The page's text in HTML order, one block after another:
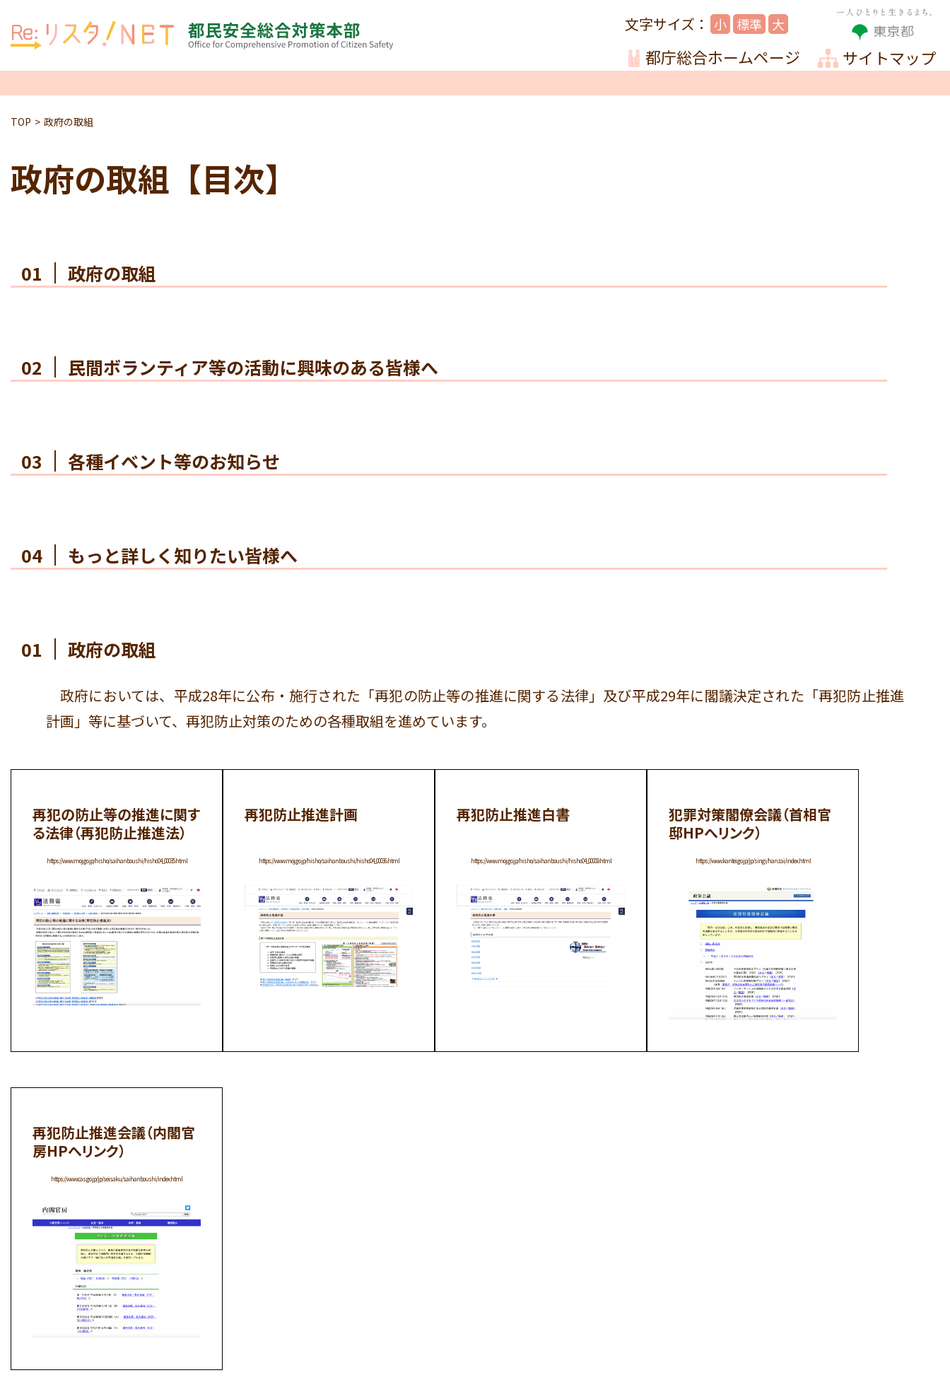
小 標準 大
都庁総合ホームページ サイトマップ
TOP 政府の取組
政府の取組【目次】
01 政府の取組
02 民間ボランティア等の活動に興味のある皆様へ
03 各種イベント等のお知らせ
04 もっと詳しく知りたい皆様へ
01 政府の取組
政府においては、平成28年に公布・施行された「再犯の防止等の推進に関する法律」及び平成29年に閣議決定された「再犯防止推進
計画」等に基づいて、再犯防止対策のための各種取組を進めています。
再犯の防止等の推進に関す
る法律（再犯防止推進法）
https://www.moj.go.jp/hisho/saihanboushi/hisho04_00035.html
再犯防止推進計画
https://www.moj.go.jp/hisho/saihanboushi/hisho04_00036.html
再犯防止推進白書
https://www.moj.go.jp/hisho/saihanboushi/hisho04_00009.html
犯罪対策閣僚会議（首相官
邸HPへリンク）
https://www.kantei.go.jp/jp/singi/hanzai/index.html
再犯防止推進会議（内閣官
房HPへリンク）
https://www.cas.go.jp/jp/seisaku/saihanboushi/index.html